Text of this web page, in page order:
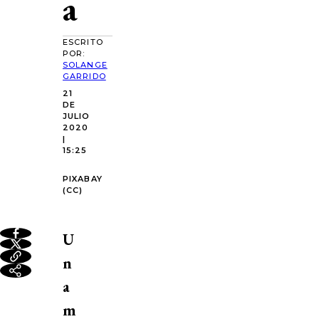
ESCRITO
POR:
SOLANGE
GARRIDO
21
DE
JULIO
2020
|
15:25
PIXABAY
(CC)
U
n
a
m